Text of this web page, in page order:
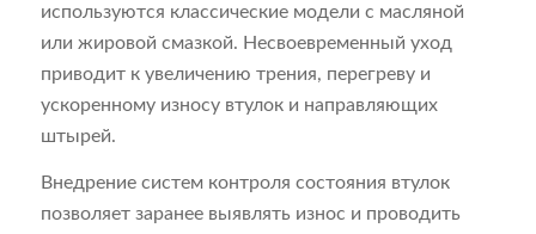
используются классические модели с масляной
или жировой смазкой. Несвоевременный уход
приводит к увеличению трения, перегреву и
ускоренному износу втулок и направляющих
штырей.
Внедрение систем контроля состояния втулок
позволяет заранее выявлять износ и проводить